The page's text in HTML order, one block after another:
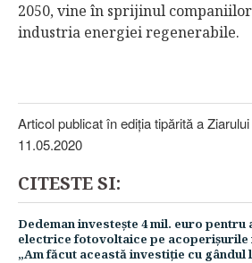
2050, vine în sprijinul
industria energiei regenerabile.
Articol publicat în ediţia tipărită a
11.05.2020
CITESTE SI:
Dedeman investeşte 4 mil. euro pentru
electrice fotovoltaice pe
„Am făcut această investiţie cu gândul